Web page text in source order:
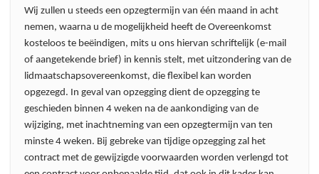
Wij zullen u steeds een opzegtermijn van één maand in acht
nemen, waarna u de mogelijkheid heeft de Overeenkomst
kosteloos te beëindigen, mits u ons hiervan schriftelijk (e-mail
of aangetekende brief) in kennis stelt, met uitzondering van de
lidmaatschapsovereenkomst, die flexibel kan worden
opgezegd. In geval van opzegging dient de opzegging te
geschieden binnen 4 weken na de aankondiging van de
wijziging, met inachtneming van een opzegtermijn van ten
minste 4 weken. Bij gebreke van tijdige opzegging zal het
contract met de gewijzigde voorwaarden worden verlengd tot